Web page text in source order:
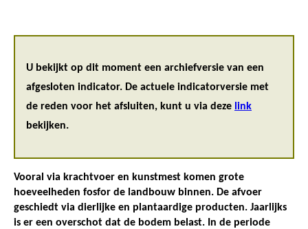
U bekijkt op dit moment een archiefversie van een
afgesloten indicator. De actuele indicatorversie met
de reden voor het afsluiten, kunt u via deze link
bekijken.
Vooral via krachtvoer en kunstmest komen grote
hoeveelheden fosfor de landbouw binnen. De afvoer
geschiedt via dierlijke en plantaardige producten. Jaarlijks
is er een overschot dat de bodem belast. In de periode